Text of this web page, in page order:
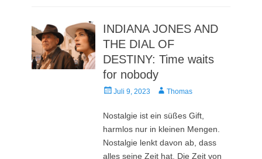
INDIANA JONES AND
THE DIAL OF
DESTINY: Time waits
for nobody
Veröffentlicht
Juli 9, 2023 AutorThomas
Nostalgie ist ein süßes Gift,
harmlos nur in kleinen Mengen.
Nostalgie lenkt davon ab, dass
alles seine Zeit hat. Die Zeit von